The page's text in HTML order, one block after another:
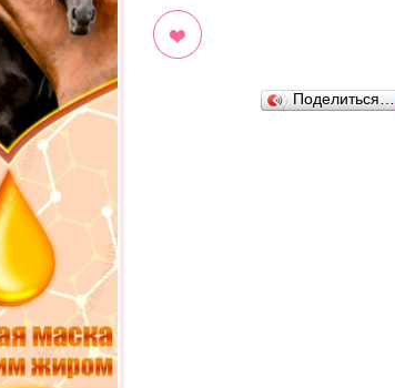
В закладки
Поделиться…